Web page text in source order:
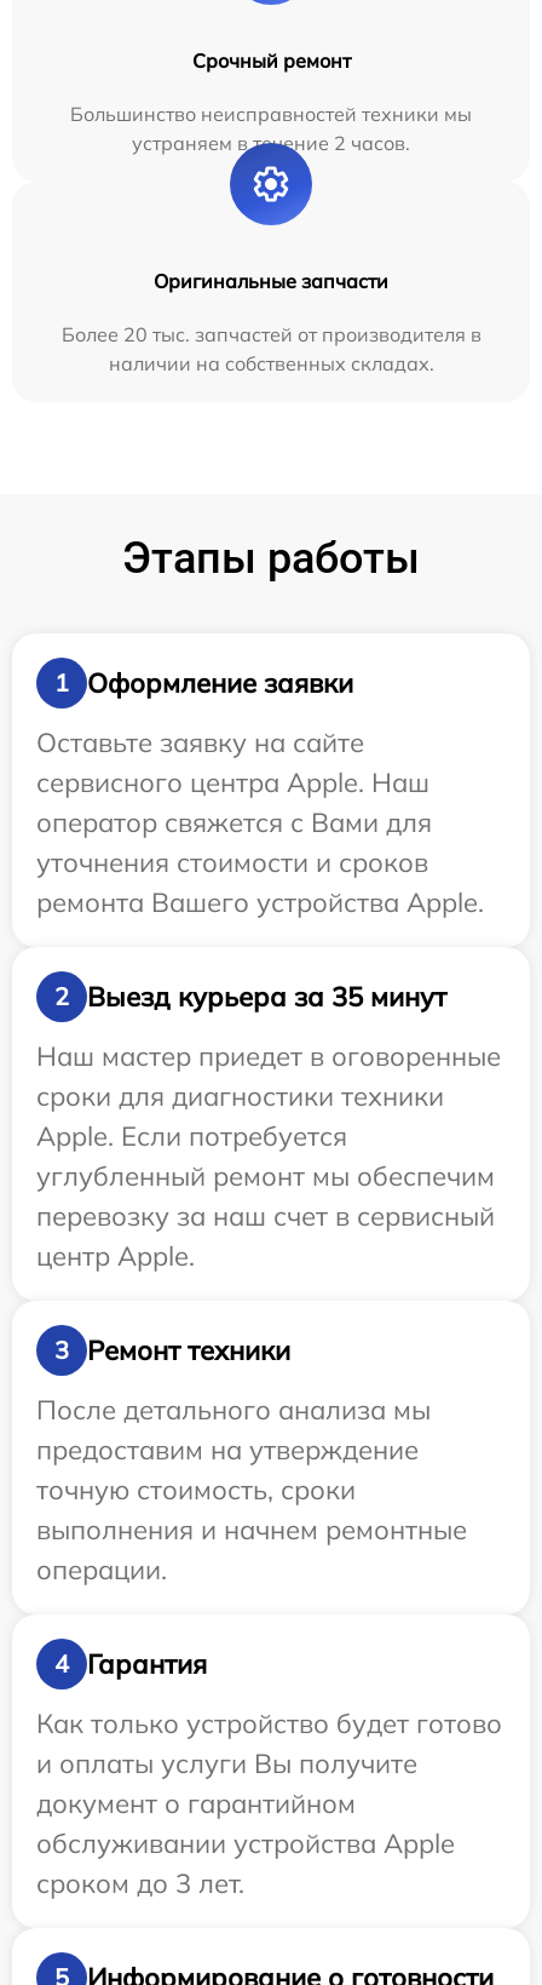
Срочный ремонт
Большинство неисправностей техники мы
устраняем в течение 2 часов.
Оригинальные запчасти
Более 20 тыс. запчастей от производителя в
наличии на собственных складах.
Этапы работы
1
Оформление заявки
Оставьте заявку на сайте
сервисного центра Apple. Наш
оператор свяжется с Вами для
уточнения стоимости и сроков
ремонта Вашего устройства Apple.
2
Выезд курьера за 35 минут
Наш мастер приедет в оговоренные
сроки для диагностики техники
Apple. Если потребуется
углубленный ремонт мы обеспечим
перевозку за наш счет в сервисный
центр Apple.
3
Ремонт техники
После детального анализа мы
предоставим на утверждение
точную стоимость, сроки
выполнения и начнем ремонтные
операции.
4
Гарантия
Как только устройство будет готово
и оплаты услуги Вы получите
документ о гарантийном
обслуживании устройства Apple
сроком до 3 лет.
5 Информирование о готовности